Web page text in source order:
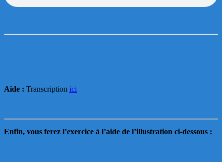
Aide : Transcription ici
Enfin, vous ferez l’exercice à l’aide de l’illustration ci-dessous :